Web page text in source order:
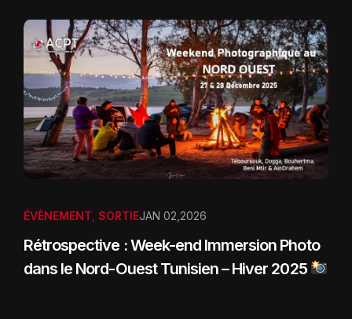
ÉVÈNEMENT SORTIEJAN 02,2026
Rétrospective : Week-end Immersion Photo
dans le Nord-Ouest Tunisien – Hiver 2025